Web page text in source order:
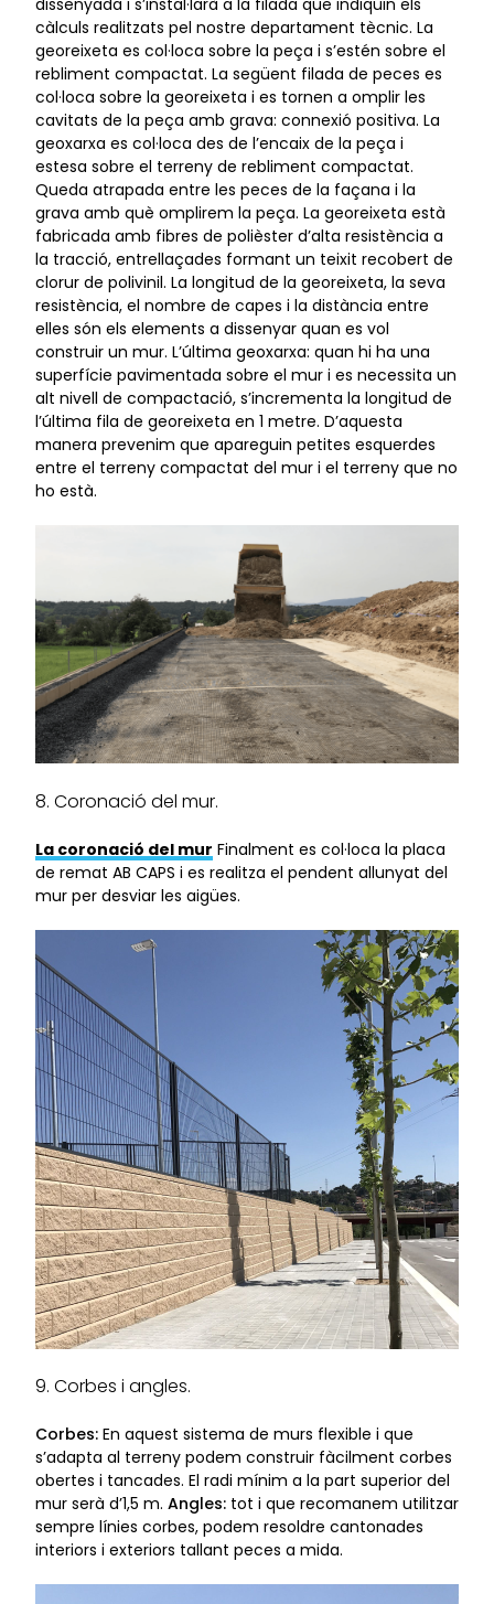
dissenyada i s’instal·larà a la filada que indiquin els
càlculs realitzats pel nostre departament tècnic. La
georeixeta es col·loca sobre la peça i s’estén sobre el
rebliment compactat. La següent filada de peces es
col·loca sobre la georeixeta i es tornen a omplir les
cavitats de la peça amb grava: connexió positiva. La
geoxarxa es col·loca des de l’encaix de la peça i
estesa sobre el terreny de rebliment compactat.
Queda atrapada entre les peces de la façana i la
grava amb què omplirem la peça. La georeixeta està
fabricada amb fibres de polièster d’alta resistència a
la tracció, entrellaçades formant un teixit recobert de
clorur de polivinil. La longitud de la georeixeta, la seva
resistència, el nombre de capes i la distància entre
elles són els elements a dissenyar quan es vol
construir un mur. L’última geoxarxa: quan hi ha una
superfície pavimentada sobre el mur i es necessita un
alt nivell de compactació, s’incrementa la longitud de
l’última fila de georeixeta en 1 metre. D’aquesta
manera prevenim que apareguin petites esquerdes
entre el terreny compactat del mur i el terreny que no
ho està.
8. Coronació del mur.
La coronació del mur Finalment es col·loca la placa
de remat AB CAPS i es realitza el pendent allunyat del
mur per desviar les aigües.
9. Corbes i angles.
Corbes: En aquest sistema de murs flexible i que
s’adapta al terreny podem construir fàcilment corbes
obertes i tancades. El radi mínim a la part superior del
mur serà d’1,5 m. Angles: tot i que recomanem utilitzar
sempre línies corbes, podem resoldre cantonades
interiors i exteriors tallant peces a mida.